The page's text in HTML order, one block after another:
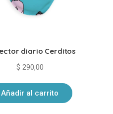
diario Cerditos
$ 290,00
Añadir al carrito